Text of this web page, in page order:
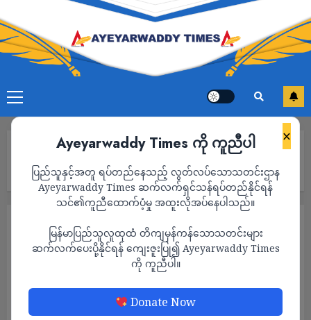
×
Ayeyarwaddy Times ကို ကူညီပါ
ပြည်သူနှင့်အတူ ရပ်တည်နေသည့် လွတ်လပ်သောသတင်းဌာန
Ayeyarwaddy Times ဆက်လက်ရှင်သန်ရပ်တည်နိုင်ရန်
သင်၏ကူညီထောက်ပံ့မှု အထူးလိုအပ်နေပါသည်။
မြန်မာပြည်သူလူထုထံ တိကျမှန်ကန်သောသတင်းများ
ဆက်လက်ပေးပို့နိုင်ရန် ကျေးဇူးပြု၍ Ayeyarwaddy Times
ကို ကူညီပါ။
Donate Now
ကောင်စီတပ်များက မီးရှို့ဖျက်ဆီး
PDF – Gangaw တောင်ပိုင်း တပ်ခွဲ ၁၂ စခန်းနဲ့
ရိက္ခာများအား စစ်ကောင်စီတပ်များက မီးရှို့
ဖျက်ဆီး
ADMIN AUGUST 22, 2022